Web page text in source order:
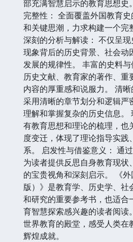
部充满智慧启示的教育思想史
完整性： 全面覆盖外国教育
和关键思潮，力求构建一个完
深刻的分析与解读： 不仅呈
现象背后的历史背景、社会动
发展的规律性。 丰富的史料
历史文献、教育家的著作、重
内容的厚重感和说服力。 清晰
采用清晰的章节划分和逻辑严
理解和掌握复杂的历史信息。
有教育思想和理论的梳理，也
度变迁，体现了理论指导实践
系。 启发性与借鉴意义： 通
为读者提供反思自身教育现状
的宝贵视角和深刻启示。 《
版）》是教育学、历史学、社
和研究的重要参考书，也适合
育智慧探索感兴趣的读者阅读
世界教育的殿堂，感受人类在
辉煌成就。